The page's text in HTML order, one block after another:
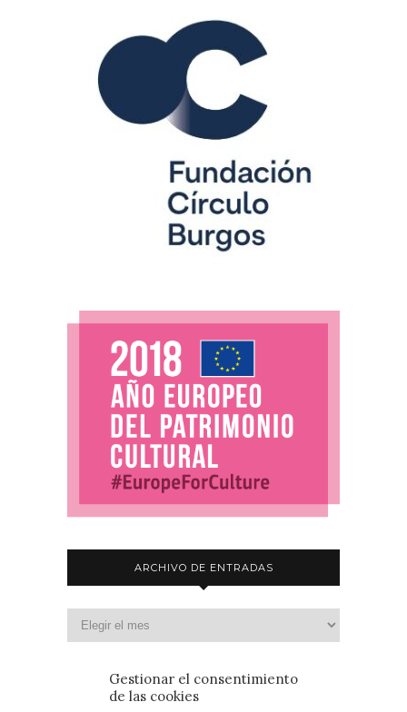
Gestionar el consentimiento
de las cookies
ARCHIVO DE ENTRADAS